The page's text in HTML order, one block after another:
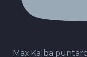
Max Kalba